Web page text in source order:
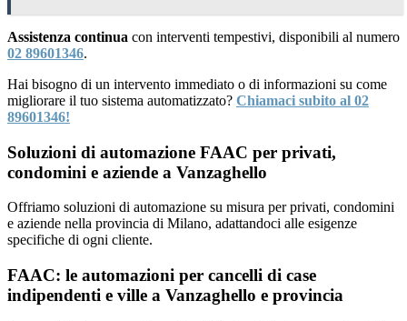
Assistenza continua con interventi tempestivi, disponibili al numero
02 89601346.
Hai bisogno di un intervento immediato o di informazioni su come
migliorare il tuo sistema automatizzato? Chiamaci subito al 02
89601346!
Soluzioni di automazione FAAC per privati,
condomini e aziende a Vanzaghello
Offriamo soluzioni di automazione su misura per privati, condomini
e aziende nella provincia di Milano, adattandoci alle esigenze
specifiche di ogni cliente.
FAAC: le automazioni per cancelli di case
indipendenti e ville a Vanzaghello e provincia